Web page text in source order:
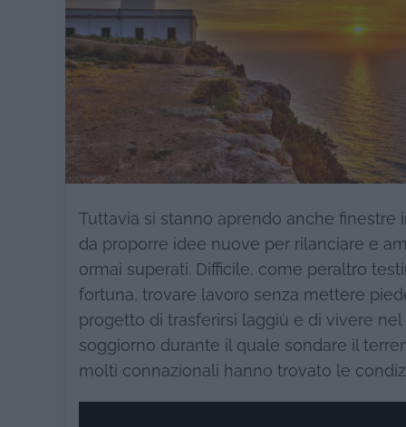
Tuttavia si stanno aprendo anche
da proporre idee nuove per rilanciare e
ormai superati. Difficile, come peraltro
fortuna, trovare lavoro senza mettere
progetto di trasferirsi laggiù e di vivere
soggiorno durante il quale sondare il
molti connazionali hanno trovato le